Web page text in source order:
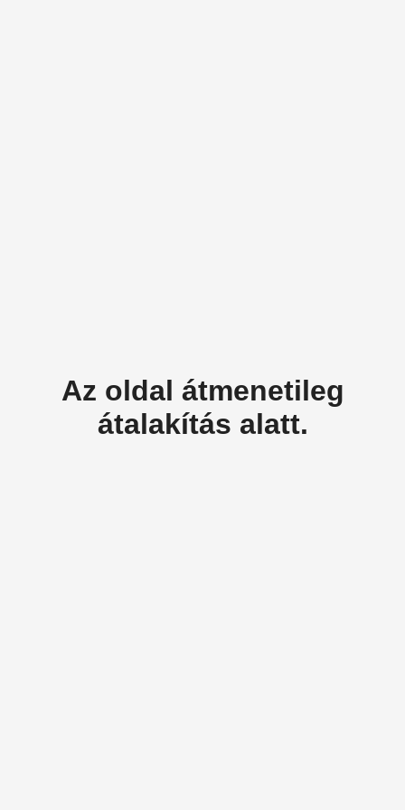
Az oldal átmenetileg
átalakítás alatt.